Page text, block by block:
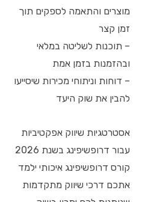
מוצרים והתאמה לספקים תוך
זמן קצר
– תוכנות לשליטה במלאי
ובהזמנות בזמן אמת
– דוחות וניתוחי מכירות שיסייעו
להבין את שוק היעד
אסטרטגיות שיווק אפקטיביות
עבור דרופשיפינג בשנת 2026
קורס דרופשיפינג איכותי ילמד
אתכם דרכי שיווק מתקדמות